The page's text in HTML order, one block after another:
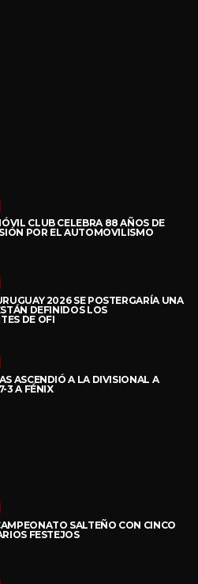
CLUB CELEBRA 88 AÑOS DE
POR EL AUTOMOVILISMO
2026 SE POSTERGARÍA UNA
DEFINIDOS LOS
DE OFI
ASCENDIÓ A LA DIVISIONAL A
3 A FÉNIX
SALTEÑO CON CINCO
FESTEJOS